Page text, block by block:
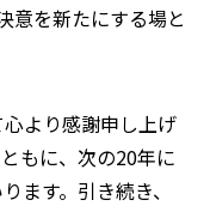
意を新たにする場と
より感謝申し上げ
もに、次の20年に
ます。引き続き、